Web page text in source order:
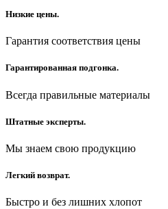
Низкие цены.
Гарантия соответствия цены
Гарантированная подгонка.
Всегда правильные материалы
Штатные эксперты.
Мы знаем свою продукцию
Легкий возврат.
Быстро и без лишних хлопот